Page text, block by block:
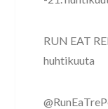
RUN EAT
huhtikuuta